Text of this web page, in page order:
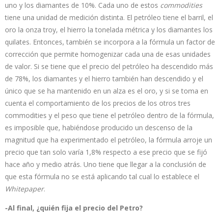
uno y los diamantes de 10%. Cada uno de estos commodities
tiene una unidad de medición distinta. El petróleo tiene el barril, el
oro la onza troy, el hierro la tonelada métrica y los diamantes los
quilates. Entonces, también se incorpora a la fórmula un factor de
corrección que permite homogenizar cada una de esas unidades
de valor. Si se tiene que el precio del petróleo ha descendido más
de 78%, los diamantes y el hierro también han descendido y el
único que se ha mantenido en un alza es el oro, y si se toma en
cuenta el comportamiento de los precios de los otros tres
commodities y el peso que tiene el petróleo dentro de la fórmula,
es imposible que, habiéndose producido un descenso de la
magnitud que ha experimentado el petróleo, la fórmula arroje un
precio que tan solo varía 1,8% respecto a ese precio que se fijó
hace año y medio atrás. Uno tiene que llegar a la conclusión de
que esta fórmula no se está aplicando tal cual lo establece el
Whitepaper.
-Al final, ¿quién fija el precio del Petro?